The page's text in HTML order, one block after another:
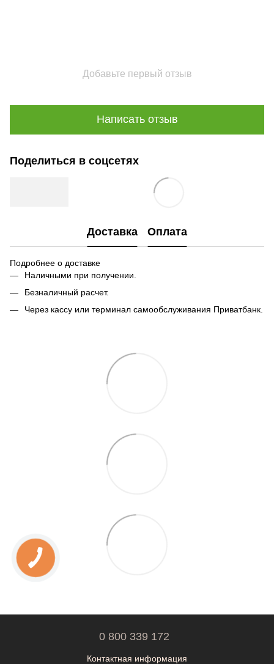
Добавьте первый отзыв
Написать отзыв
Поделиться в соцсетях
Доставка Оплата
Подробнее о доставке
Наличными при получении.
Безналичный расчет.
Через кассу или терминал самообслуживания Приватбанк.
0 800 339 172
Контактная информация